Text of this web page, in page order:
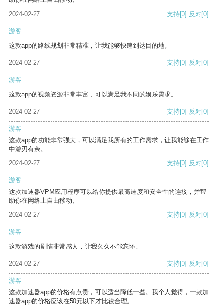
2024-02-27
支持[0] 反对[0]
游客
这款app的路线规划非常精准，让我能够快速到达目的地。
2024-02-27 支持[0] 反对[0]
游客
这款app的视频资源非常丰富，可以满足我不同的娱乐需求。
2024-02-27 支持[0] 反对[0]
游客
这款app的功能非常强大，可以满足我所有的工作需求，让我能够在工作
中游刃有余。
2024-02-27
支持[0] 反对[0]
游客
这款加速器VPM应用程序可以给你提供最高速度和安全性的连接，并帮
助你在网络上自由移动。
2024-02-27
支持[0] 反对[0]
游客
这款游戏的剧情非常感人，让我久久不能忘怀。
2024-02-27 支持[0] 反对[0]
游客
这款加速器app的价格有点贵，可以适当降低一些。我个人觉得，一款加
速器app的价格应该在50元以下才比较合理。